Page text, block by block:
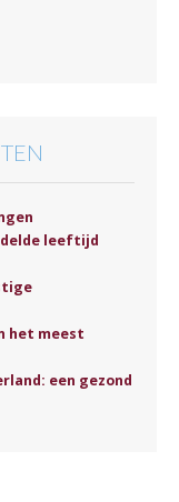
leeftijd
het meest
een gezond